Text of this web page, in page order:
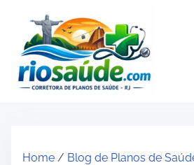
Home / Blog de Planos de